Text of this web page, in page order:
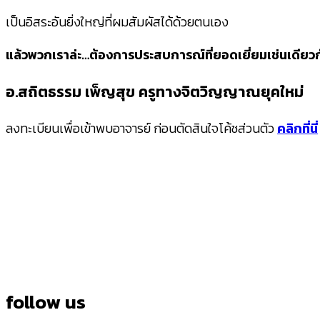
เป็นอิสระอันยิ่งใหญ่ที่ผมสัมผัสได้ด้วยตนเอง
แล้วพวกเราล่ะ…ต้องการประสบการณ์ที่ยอดเยี่ยมเช่นเดีย
อ.สถิตธรรม เพ็ญสุข ครูทางจิตวิญญาณยุคใหม่
ลงทะเบียนเพื่อเข้าพบอาจารย์ ก่อนตัดสินใจโค้ชส่วนตัวคลิกที่นี่
follow us